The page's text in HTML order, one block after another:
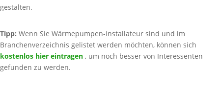
gestalten.
Tipp: Wenn Sie Wärmepumpen-Installateur sind und im
Branchenverzeichnis gelistet werden möchten, können sich
kostenlos hier eintragen , um noch besser von Interessenten
gefunden zu werden.